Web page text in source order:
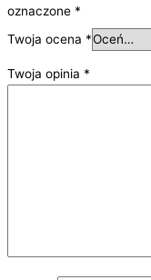
oznaczone *
Twoja ocena *
Twoja opinia *